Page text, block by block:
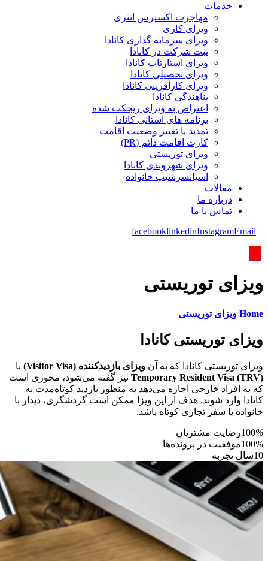
خدمات
مهاجرت اکسپرس انتری
ویزای کاری
ویزای سرمایه گذاری کانادا
ثبت شرکت در کانادا
ویزای استارتاپ کانادا
ویزای تحصیلی کانادا
ویزای کارآفرینی کانادا
پناهندگی کانادا
اعتراض به ویزای ریجکت شده
برنامه های استانی کانادا
تمدید یا تغییر وضعیت اقامت
کارت اقامت دائم (PR)
ویزای توریستی
ویزای شھروندی کانادا
اسپانسرشیپ خانواده
مقالات
درباره ما
تماس با ما
facebooklinkedinInstagramEmail
ویزای توریستی
Home ویزای توریستی
ویزای توریستی کانادا
ویزای توریستی کانادا که به آن ویزای بازدیدکننده (Visitor Visa)
یا
Temporary Resident Visa (TRV) نیز گفته می‌شود، مجوزی است
که به افراد خارجی اجازه می‌دهد به منظور بازدید کوتاه‌مدت به
کانادا وارد شوند. هدف از این ویزا ممکن است گردشگری، دیدار با
خانواده یا سفر تجاری کوتاه باشد.
100%
رضایت مشتریان
100%
موفقیت در پرونده‌ها
10سال تجربه